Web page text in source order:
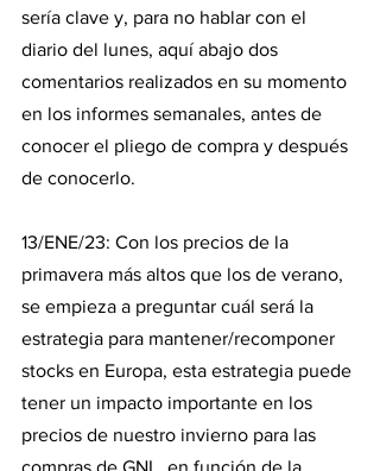
sería clave y, para no hablar con el
diario del lunes, aquí abajo dos
comentarios realizados en su momento
en los informes semanales, antes de
conocer el pliego de compra y después
de conocerlo.
13/ENE/23: Con los precios de la
primavera más altos que los de verano,
se empieza a preguntar cuál será la
estrategia para mantener/recomponer
stocks en Europa, esta estrategia puede
tener un impacto importante en los
precios de nuestro invierno para las
compras de GNL, en función de la